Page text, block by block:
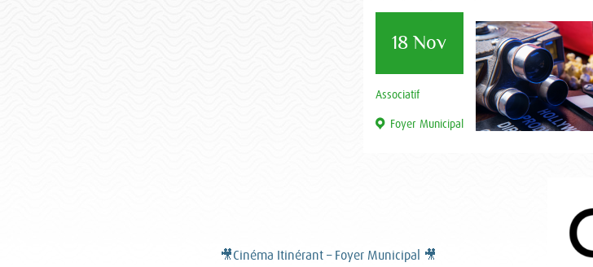
18 Nov
Associatif
Foyer Municipal
🎥Cinéma Itinérant – Foyer Municipal 🎥